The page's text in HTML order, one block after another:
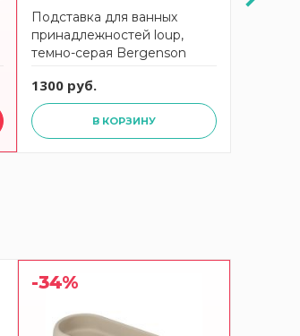
Подставка для ванных
принадлежностей loup,
темно-серая Bergenson
1300 руб.
В КОРЗИНУ
-34%